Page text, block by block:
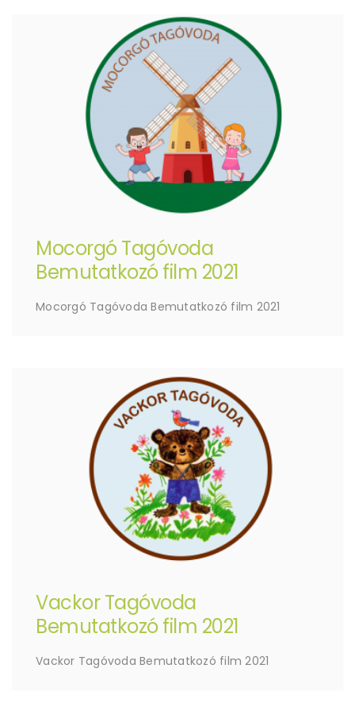
Mocorgó Tagóvoda
Bemutatkozó film 2021
Mocorgó Tagóvoda Bemutatkozó film 2021
Vackor Tagóvoda
Bemutatkozó film 2021
Vackor Tagóvoda Bemutatkozó film 2021